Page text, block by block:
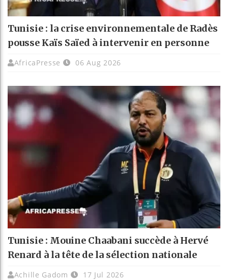
Tunisie : la crise environnementale de Radès
pousse Kaïs Saïed à intervenir en personne
AfricaPresse 06 Aug 2026
Tunisie : Mouine Chaabani succède à Hervé
Renard à la tête de la sélection nationale
Achille Gadom 17 Jul 2026